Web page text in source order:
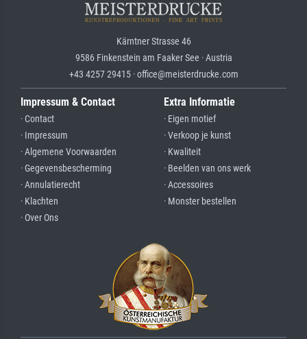
Kärntner Strasse 46
9586 Finkenstein am Faaker See · Austria
+43 4257 29415 · office@meisterdrucke.com
Impressum & Contact
· Contact
· Impressum
· Algemene Voorwaarden
· Gegevensbescherming
· Annulatierecht
· Klachten
· Over Ons
Extra Informatie
· Eigen motief
· Verkoop je kunst
· Kwaliteit
· Beelden van ons werk
· Accessoires
· Monster bestellen